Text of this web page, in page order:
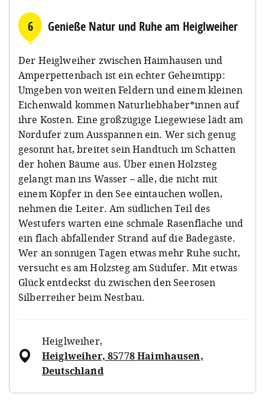
6 Genieße Natur und Ruhe am Heiglweiher
Der Heiglweiher zwischen Haimhausen und
Amperpettenbach ist ein echter Geheimtipp:
Umgeben von weiten Feldern und einem kleinen
Eichenwald kommen Naturliebhaber*innen auf
ihre Kosten. Eine großzügige Liegewiese lädt am
Nordufer zum Ausspannen ein. Wer sich genug
gesonnt hat, breitet sein Handtuch im Schatten
der hohen Bäume aus. Über einen Holzsteg
gelangt man ins Wasser – alle, die nicht mit
einem Köpfer in den See eintauchen wollen,
nehmen die Leiter. Am südlichen Teil des
Westufers warten eine schmale Rasenfläche und
ein flach abfallender Strand auf die Badegäste.
Wer an sonnigen Tagen etwas mehr Ruhe sucht,
versucht es am Holzsteg am Südufer. Mit etwas
Glück entdeckst du zwischen den Seerosen
Silberreiher beim Nestbau.
Heiglweiher,
Heiglweiher, 85778 Haimhausen,
Deutschland